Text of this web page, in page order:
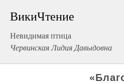
ВикиЧтение
Невидимая птица
Червинская Лидия Давыдовна